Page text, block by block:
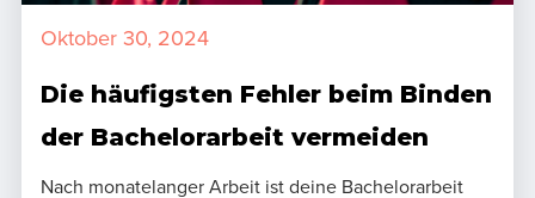
Oktober 30, 2024
Die häufigsten Fehler beim Binden
der Bachelorarbeit vermeiden
Nach monatelanger Arbeit ist deine Bachelorarbeit